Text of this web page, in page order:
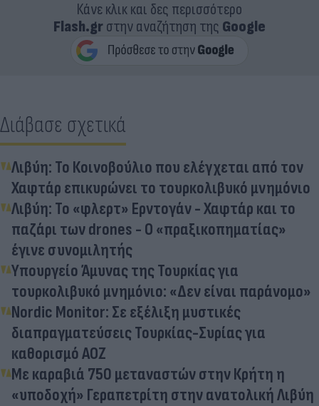
Κάνε κλικ και δες περισσότερο
Flash.grστην αναζήτηση της Google
Διάβασε σχετικά
Λιβύη: Το Κοινοβούλιο που ελέγχεται από τον
Χαφτάρ επικυρώνει το τουρκολιβυκό μνημόνιο
Λιβύη: Το «φλερτ» Ερντογάν - Χαφτάρ και το
παζάρι των drones - O «πραξικοπηματίας»
έγινε συνομιλητής
Υπουργείο Άμυνας της Τουρκίας για
τουρκολιβυκό μνημόνιο: «Δεν είναι παράνομο»
Nordic Monitor: Σε εξέλιξη μυστικές
διαπραγματεύσεις Τουρκίας-Συρίας για
καθορισμό ΑΟΖ
Με καραβιά 750 μεταναστών στην Κρήτη η
«υποδοχή» Γεραπετρίτη στην ανατολική Λιβύη